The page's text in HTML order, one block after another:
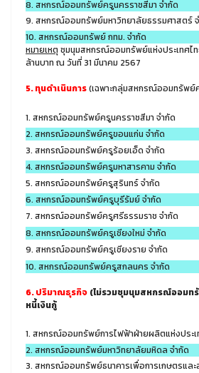
8. สหกรณ์ออมทรัพย์ครูนครราชสีมา จำกัด
9. สหกรณ์ออมทรัพย์มหาวิทยาลัยธรรมศาสตร์
10. สหกรณ์ออมทรัพย์ กทม. จำกัด
หมายเหตุ ชุมนุมสหกรณ์ออมทรัพย์แห่งประเทศไท
ล้านบาท ณ วันที่ 31 มีนาคม 2567
5. ทุนดำเนินการ(เฉพาะกลุ่มสหกรณ์ออมทรัพย์
1. สหกรณ์ออมทรัพย์ครูนครราชสีมา จำกัด
2. สหกรณ์ออมทรัพย์ครูขอนแก่น จำกัด
3. สหกรณ์ออมทรัพย์ครูร้อยเอ็ด จำกัด
4. สหกรณ์ออมทรัพย์ครูมหาสารคาม จำกัด
5. สหกรณ์ออมทรัพย์ครูสุรินทร์ จำกัด
6. สหกรณ์ออมทรัพย์ครูบุรีรัมย์ จำกัด
7. สหกรณ์ออมทรัพย์ครูศรีธรรมราช จำกัด
8. สหกรณ์ออมทรัพย์ครูเชียงใหม่ จำกัด
9. สหกรณ์ออมทรัพย์ครูเชียงราย จำกัด
10. สหกรณ์ออมทรัพย์ครูสกลนคร จำกัด
6. ปริมาณธุรกิจ (ไม่รวมชุมนุมสหกรณ์ออมท
หนี้เงินกู้
1. สหกรณ์ออมทรัพย์การไฟฟ้าฝ่ายผลิตแห่งประเ
2. สหกรณ์ออมทรัพย์มหาวิทยาลัยมหิดล จำกัด
3. สหกรณ์ออมทรัพย์ธนาคารเพื่อการเกษตรแล